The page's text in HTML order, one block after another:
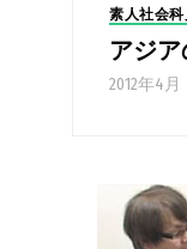
素人社会科
アジ
2012年4月